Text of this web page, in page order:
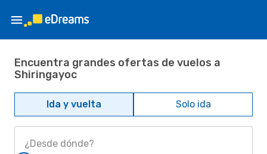
Encuentra grandes ofertas de vuelos a
Shiringayoc
Ida y vuelta Solo ida
¿Desde dónde?